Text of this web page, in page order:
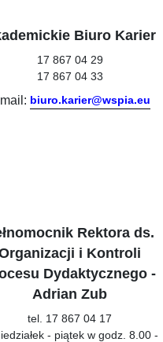
Biuro Karier
17 867 04 29
17 867 04 33
biuro.karier@wspia.eu
Rektora ds.
i Kontroli
Dydaktycznego -
Adrian Zub
tel. 17 867 04 17
- piątek w godz. 8.00 -